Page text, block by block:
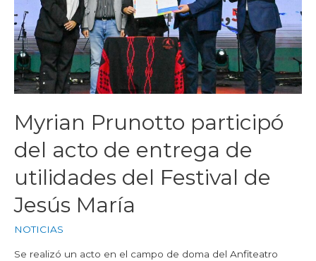
Myrian Prunotto participó
del acto de entrega de
utilidades del Festival de
Jesús María
NOTICIAS
Se realizó un acto en el campo de doma del Anfiteatro